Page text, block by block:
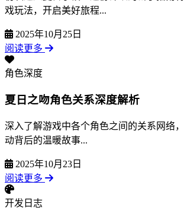
戏玩法，开启美好旅程...
2025年10月25日
阅读更多
角色深度
夏日之吻角色关系深度解析
深入了解游戏中各个角色之间的关系网络
动背后的温暖故事...
2025年10月23日
阅读更多
开发日志